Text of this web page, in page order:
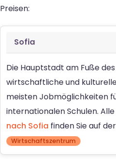
Preisen:
Sofia
Die Hauptstadt am Fuße
wirtschaftliche und
meisten Jobmöglichkeiten
internationalen Schulen.
nach Sofia finden Sie auf
Wirtschaftszentrum